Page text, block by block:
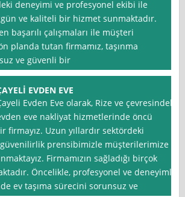
deneyimi ve profesyonel ekibi ile
ve kaliteli bir hizmet sunmaktadır.
başarılı çalışmaları ile müşteri
planda tutan firmamız, taşınma
ve güvenli bir
EVDEN EVE
Evden Eve olarak, Rize ve çevresindeki
eve nakliyat hizmetlerinde öncü
firmayız. Uzun yıllardır sektördeki
prensibimizle müşterilerimize
Firmamızın sağladığı birçok
Öncelikle, profesyonel ve deneyimli
ev taşıma sürecini sorunsuz ve